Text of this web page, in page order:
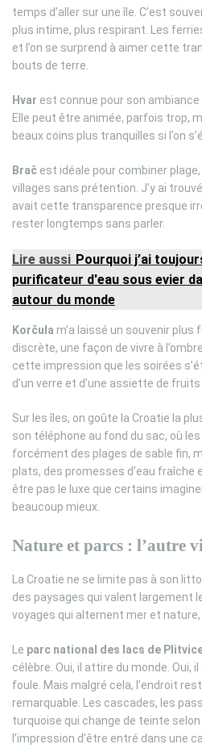
temps d’aller sur une île. C’est
plus intime, plus respirant. Les
et l’on se surprend à aimer cette
bouts de terre.
Hvar est connue pour son
Elle peut être animée, parfois trop,
beaux coins plus tranquilles si l’on
Brač est idéale pour combiner
villages sans prétention. J’y ai
avait cette transparence presque
rester longtemps sans parler.
Lire aussi Pourquoi j’ai
purificateur d'eau sous evier
autour du monde
Korčula m’a laissé un souvenir plus
discrète, une façon de vivre à
cette impression que les soirées
d’un verre et d’une assiette de fruits
Sur les îles, on goûte la Croatie la
son téléphone au fond du sac, où
forcément des plages de sable fin,
plats, des promesses d’eau fraîche
être pas le luxe que certains
beaucoup mieux.
Nature et parcs : l’autre
La Croatie ne se limite pas à son
des paysages qui valent largement
voyages qui alternent mer et
Le parc national des lacs de
célèbre. Oui, il attire du monde. Oui,
foule. Mais malgré cela, l’endroit
remarquable. Les cascades, les
turquoise qui change de teinte
l’impression d’être entré dans une